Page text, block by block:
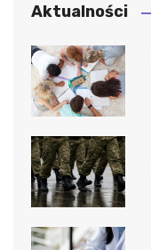
Aktualności